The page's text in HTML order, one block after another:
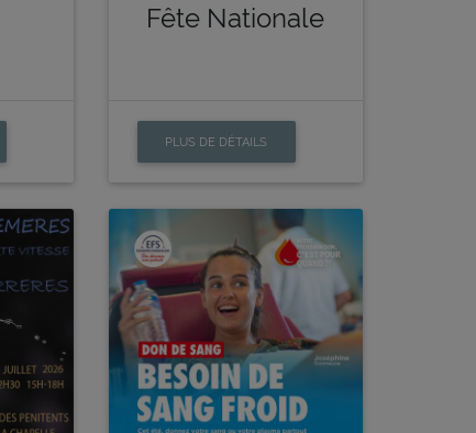
Fête Nationale
PLUS DE DÉTAILS